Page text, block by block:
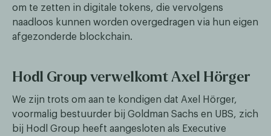
om te zetten in digitale tokens, die vervolgens
naadloos kunnen worden overgedragen via hun eigen
afgezonderde blockchain.
Hodl Group verwelkomt Axel Hörger
We zijn trots om aan te kondigen dat Axel Hörger,
voormalig bestuurder bij Goldman Sachs en UBS, zich
bij Hodl Group heeft aangesloten als Executive